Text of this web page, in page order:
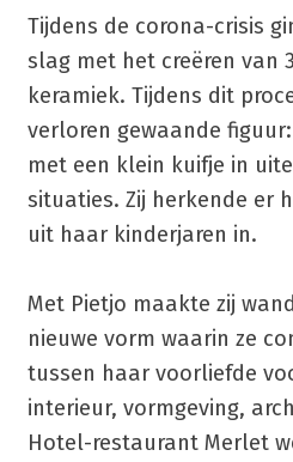
Tijdens de corona-crisis
slag met het creëren van
keramiek. Tijdens dit
verloren gewaande
met een klein kuifje in
situaties. Zij herkende er
uit haar kinderjaren in.
Met Pietjo maakte zij
nieuwe vorm waarin ze
tussen haar voorliefde
interieur, vormgeving,
Hotel-restaurant Merlet